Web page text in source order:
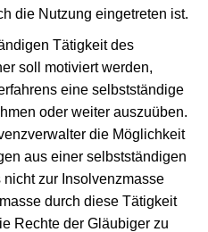
die Nutzung eingetreten ist.
Tätigkeit des
soll motiviert werden,
eine selbstständige
oder weiter auszuüben.
die Möglichkeit
aus einer selbstständigen
zur Insolvenzmasse
durch diese Tätigkeit
Rechte der Gläubiger zu